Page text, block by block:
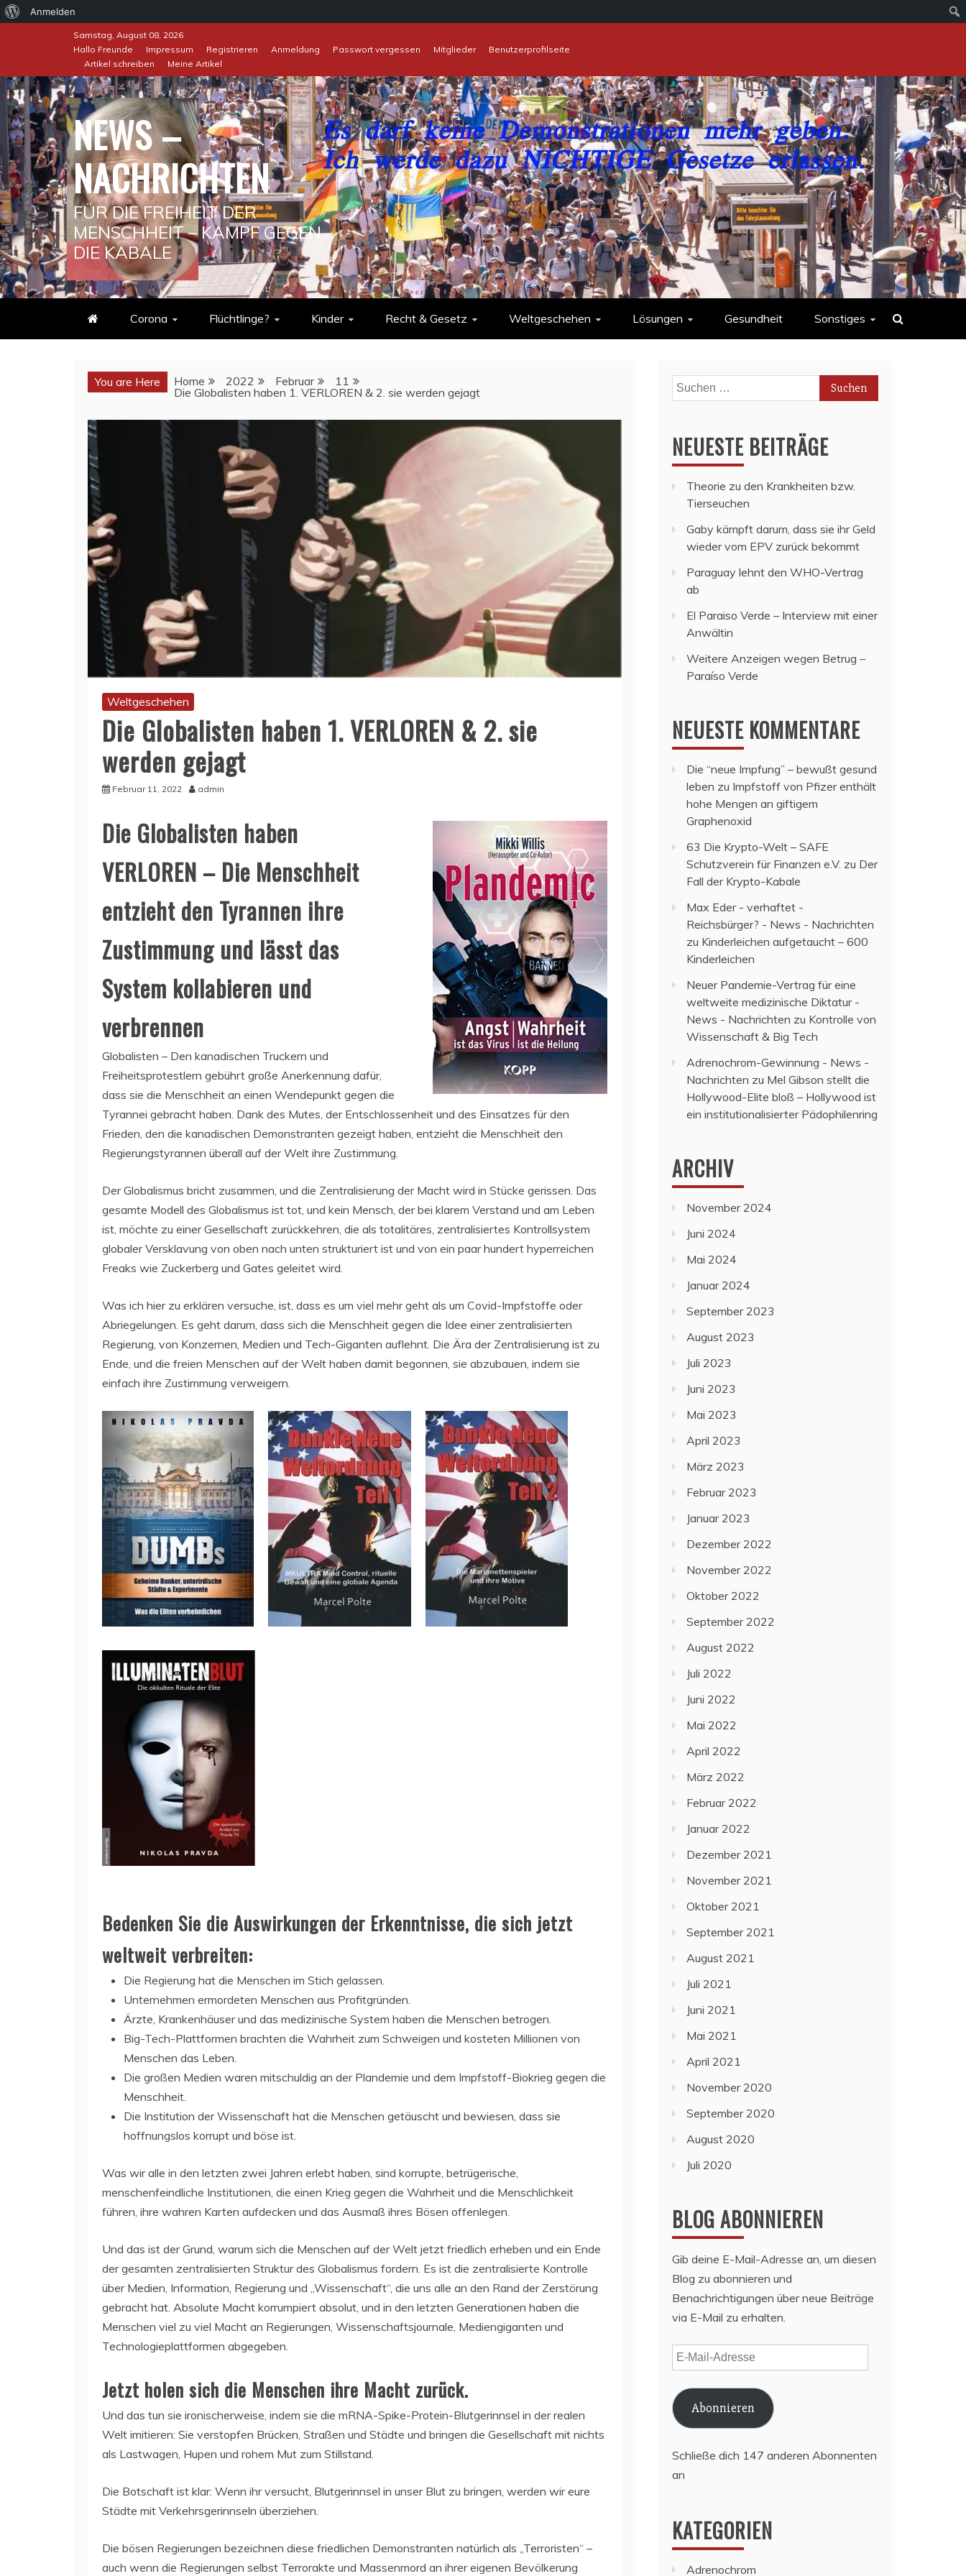
Über
Anmelden
Samstag, August 08, 2026
Hallo Freunde
Impressum Registrieren Anmeldung Passwort vergessen Mitglieder
Benutzerprofilseite
Artikel schreiben
Meine Artikel
NEWS –
NACHRICHTEN
FÜR DIE FREIHEIT DER
MENSCHHEIT – KAMPF GEGEN
DIE KABALE
Corona Flüchtlinge? Kinder Recht & Gesetz Weltgeschehen Lösungen Gesundheit Sonstiges
You are Here Home 2022 Februar
11
Die Globalisten haben 1. VERLOREN & 2. sie werden gejagt
Weltgeschehen
Die Globalisten haben 1. VERLOREN & 2. sie
werden gejagt
Februar 11, 2022 admin
Die Globalisten haben
VERLOREN – Die Menschheit
entzieht den Tyrannen ihre
Zustimmung und lässt das
System kollabieren und
verbrennen
Globalisten – Den kanadischen Truckern und
Freiheitsprotestlern gebührt große Anerkennung dafür,
dass sie die Menschheit an einen Wendepunkt gegen die
Tyrannei gebracht haben. Dank des Mutes, der Entschlossenheit und des Einsatzes für den
Frieden, den die kanadischen Demonstranten gezeigt haben, entzieht die Menschheit den
Regierungstyrannen überall auf der Welt ihre Zustimmung.
Der Globalismus bricht zusammen, und die Zentralisierung der Macht wird in Stücke gerissen. Das
gesamte Modell des Globalismus ist tot, und kein Mensch, der bei klarem Verstand und am Leben
ist, möchte zu einer Gesellschaft zurückkehren, die als totalitäres, zentralisiertes Kontrollsystem
globaler Versklavung von oben nach unten strukturiert ist und von ein paar hundert hyperreichen
Freaks wie Zuckerberg und Gates geleitet wird.
Was ich hier zu erklären versuche, ist, dass es um viel mehr geht als um Covid-Impfstoffe oder
Abriegelungen. Es geht darum, dass sich die Menschheit gegen die Idee einer zentralisierten
Regierung, von Konzernen, Medien und Tech-Giganten auflehnt. Die Ära der Zentralisierung ist zu
Ende, und die freien Menschen auf der Welt haben damit begonnen, sie abzubauen, indem sie
einfach ihre Zustimmung verweigern.
Bedenken Sie die Auswirkungen der Erkenntnisse, die sich jetzt
weltweit verbreiten:
Die Regierung hat die Menschen im Stich gelassen.
Unternehmen ermordeten Menschen aus Profitgründen.
Ärzte, Krankenhäuser und das medizinische System haben die Menschen betrogen.
Big-Tech-Plattformen brachten die Wahrheit zum Schweigen und kosteten Millionen von
Menschen das Leben.
Die großen Medien waren mitschuldig an der Plandemie und dem Impfstoff-Biokrieg gegen die
Menschheit.
Die Institution der Wissenschaft hat die Menschen getäuscht und bewiesen, dass sie
hoffnungslos korrupt und böse ist.
Was wir alle in den letzten zwei Jahren erlebt haben, sind korrupte, betrügerische,
menschenfeindliche Institutionen, die einen Krieg gegen die Wahrheit und die Menschlichkeit
führen, ihre wahren Karten aufdecken und das Ausmaß ihres Bösen offenlegen.
Und das ist der Grund, warum sich die Menschen auf der Welt jetzt friedlich erheben und ein Ende
der gesamten zentralisierten Struktur des Globalismus fordern. Es ist die zentralisierte Kontrolle
über Medien, Information, Regierung und „Wissenschaft“, die uns alle an den Rand der Zerstörung
gebracht hat. Absolute Macht korrumpiert absolut, und in den letzten Generationen haben die
Menschen viel zu viel Macht an Regierungen, Wissenschaftsjournale, Mediengiganten und
Technologieplattformen abgegeben.
Jetzt holen sich die Menschen ihre Macht zurück.
Und das tun sie ironischerweise, indem sie die mRNA-Spike-Protein-Blutgerinnsel in der realen
Welt imitieren: Sie verstopfen Brücken, Straßen und Städte und bringen die Gesellschaft mit nichts
als Lastwagen, Hupen und rohem Mut zum Stillstand.
Die Botschaft ist klar: Wenn ihr versucht, Blutgerinnsel in unser Blut zu bringen, werden wir eure
Städte mit Verkehrsgerinnseln überziehen.
Die bösen Regierungen bezeichnen diese friedlichen Demonstranten natürlich als „Terroristen“ –
auch wenn die Regierungen selbst Terrorakte und Massenmord an ihrer eigenen Bevölkerung
Suchen
nach:
NEUESTE BEITRÄGE
Theorie zu den Krankheiten bzw.
Tierseuchen
Gaby kämpft darum, dass sie ihr Geld
wieder vom EPV zurück bekommt
Paraguay lehnt den WHO-Vertrag
ab
El Paraiso Verde – Interview mit einer
Anwältin
Weitere Anzeigen wegen Betrug –
Paraíso Verde
NEUESTE KOMMENTARE
Die “neue Impfung” – bewußt gesund
leben zu Impfstoff von Pfizer enthält
hohe Mengen an giftigem
Graphenoxid
63 Die Krypto-Welt – SAFE
Schutzverein für Finanzen e.V. zu Der
Fall der Krypto-Kabale
Max Eder - verhaftet -
Reichsbürger? - News - Nachrichten
zu Kinderleichen aufgetaucht – 600
Kinderleichen
Neuer Pandemie-Vertrag für eine
weltweite medizinische Diktatur -
News - Nachrichten zu Kontrolle von
Wissenschaft & Big Tech
Adrenochrom-Gewinnung - News -
Nachrichten zu Mel Gibson stellt die
Hollywood-Elite bloß – Hollywood ist
ein institutionalisierter Pädophilenring
ARCHIV
November 2024
Juni 2024
Mai 2024
Januar 2024
September 2023
August 2023
Juli 2023
Juni 2023
Mai 2023
April 2023
März 2023
Februar 2023
Januar 2023
Dezember 2022
November 2022
Oktober 2022
September 2022
August 2022
Juli 2022
Juni 2022
Mai 2022
April 2022
März 2022
Februar 2022
Januar 2022
Dezember 2021
November 2021
Oktober 2021
September 2021
August 2021
Juli 2021
Juni 2021
Mai 2021
April 2021
November 2020
September 2020
August 2020
Juli 2020
BLOG ABONNIEREN
Gib deine E-Mail-Adresse an, um diesen
Blog zu abonnieren und
Benachrichtigungen über neue Beiträge
via E-Mail zu erhalten.
E-
Mail-
Adresse
Abonnieren
Schließe dich 147 anderen Abonnenten
an
KATEGORIEN
Adrenochrom